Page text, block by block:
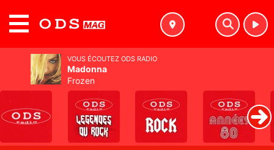
VOUS ÉCOUTEZ ODS RADIO
Madonna
Frozen